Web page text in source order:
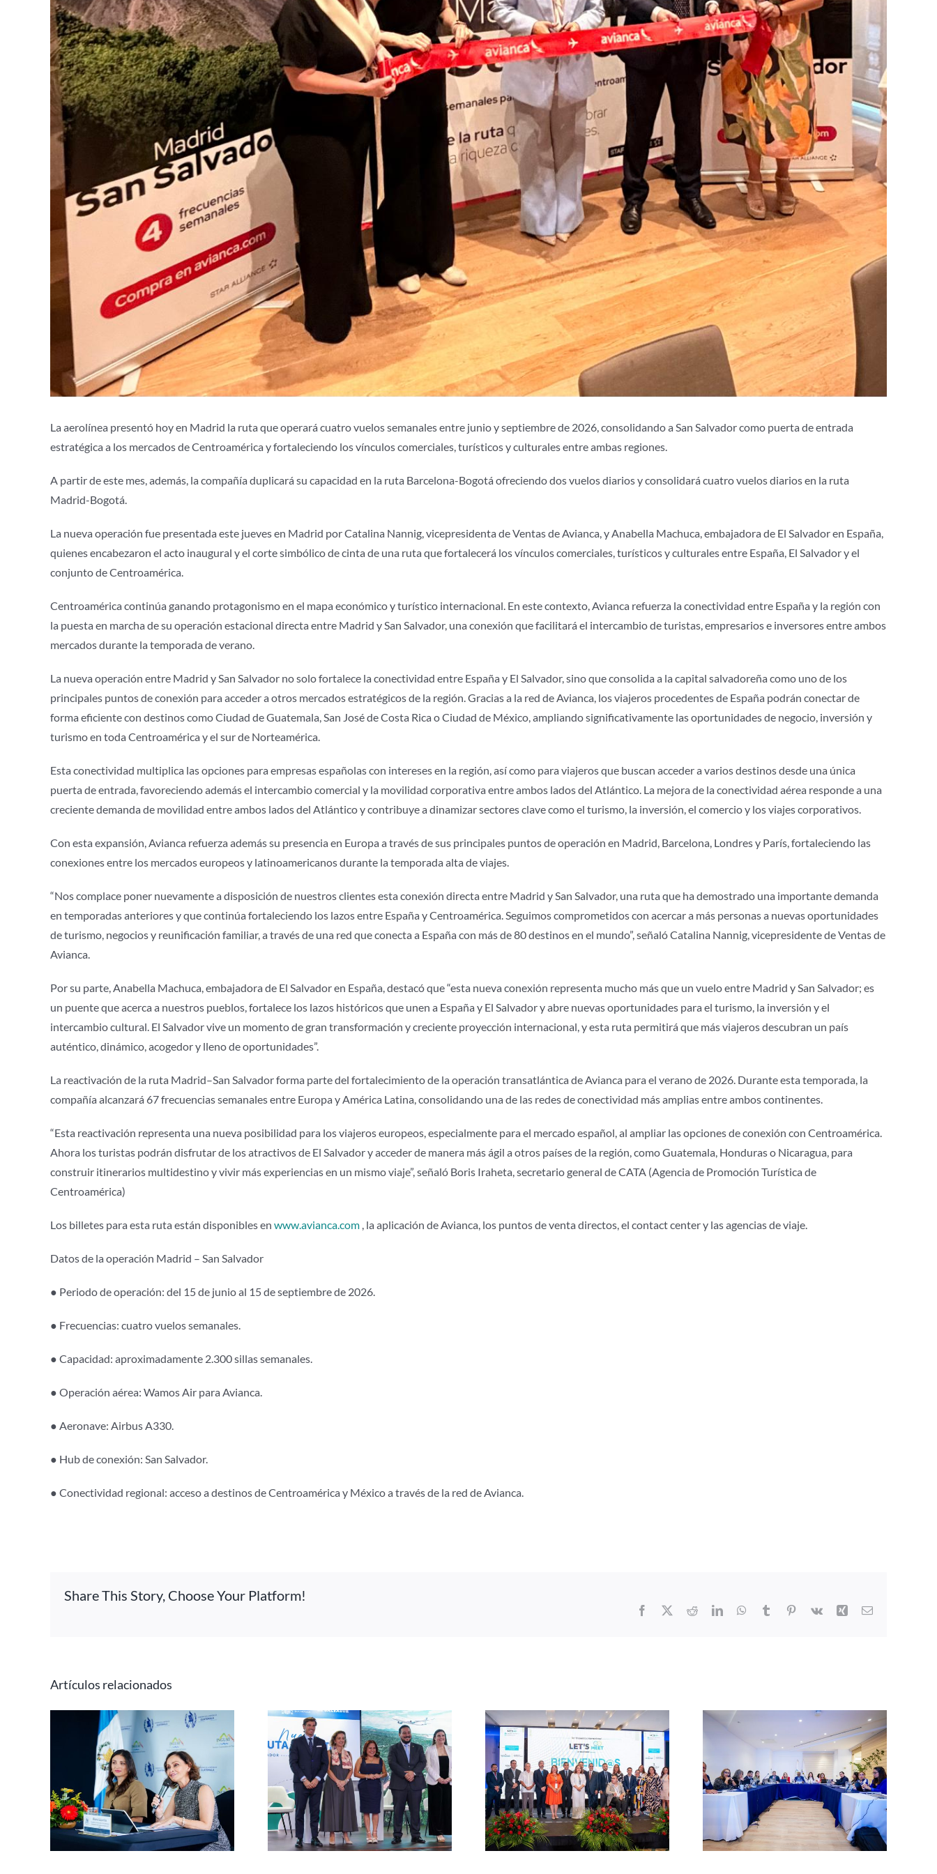
La aerolínea presentó hoy en Madrid la ruta que operará cuatro vuelos semanales entre junio y septiembre de 2026, consolidando a San Salvador como puerta de entrada
estratégica a los mercados de Centroamérica y fortaleciendo los vínculos comerciales, turísticos y culturales entre ambas regiones.
A partir de este mes, además, la compañía duplicará su capacidad en la ruta Barcelona-Bogotá ofreciendo dos vuelos diarios y consolidará cuatro vuelos diarios en la ruta
Madrid-Bogotá.
La nueva operación fue presentada este jueves en Madrid por Catalina Nannig, vicepresidenta de Ventas de Avianca, y Anabella Machuca, embajadora de El Salvador en España,
quienes encabezaron el acto inaugural y el corte simbólico de cinta de una ruta que fortalecerá los vínculos comerciales, turísticos y culturales entre España, El Salvador y el
conjunto de Centroamérica.
Centroamérica continúa ganando protagonismo en el mapa económico y turístico internacional. En este contexto, Avianca refuerza la conectividad entre España y la región con
la puesta en marcha de su operación estacional directa entre Madrid y San Salvador, una conexión que facilitará el intercambio de turistas, empresarios e inversores entre ambos
mercados durante la temporada de verano.
La nueva operación entre Madrid y San Salvador no solo fortalece la conectividad entre España y El Salvador, sino que consolida a la capital salvadoreña como uno de los
principales puntos de conexión para acceder a otros mercados estratégicos de la región. Gracias a la red de Avianca, los viajeros procedentes de España podrán conectar de
forma eficiente con destinos como Ciudad de Guatemala, San José de Costa Rica o Ciudad de México, ampliando significativamente las oportunidades de negocio, inversión y
turismo en toda Centroamérica y el sur de Norteamérica.
Esta conectividad multiplica las opciones para empresas españolas con intereses en la región, así como para viajeros que buscan acceder a varios destinos desde una única
puerta de entrada, favoreciendo además el intercambio comercial y la movilidad corporativa entre ambos lados del Atlántico. La mejora de la conectividad aérea responde a una
creciente demanda de movilidad entre ambos lados del Atlántico y contribuye a dinamizar sectores clave como el turismo, la inversión, el comercio y los viajes corporativos.
Con esta expansión, Avianca refuerza además su presencia en Europa a través de sus principales puntos de operación en Madrid, Barcelona, Londres y París, fortaleciendo las
conexiones entre los mercados europeos y latinoamericanos durante la temporada alta de viajes.
“Nos complace poner nuevamente a disposición de nuestros clientes esta conexión directa entre Madrid y San Salvador, una ruta que ha demostrado una importante demanda
en temporadas anteriores y que continúa fortaleciendo los lazos entre España y Centroamérica. Seguimos comprometidos con acercar a más personas a nuevas oportunidades
de turismo, negocios y reunificación familiar, a través de una red que conecta a España con más de 80 destinos en el mundo”, señaló Catalina Nannig, vicepresidente de Ventas de
Avianca.
Por su parte, Anabella Machuca, embajadora de El Salvador en España, destacó que “esta nueva conexión representa mucho más que un vuelo entre Madrid y San Salvador; es
un puente que acerca a nuestros pueblos, fortalece los lazos históricos que unen a España y El Salvador y abre nuevas oportunidades para el turismo, la inversión y el
intercambio cultural. El Salvador vive un momento de gran transformación y creciente proyección internacional, y esta ruta permitirá que más viajeros descubran un país
auténtico, dinámico, acogedor y lleno de oportunidades”.
La reactivación de la ruta Madrid–San Salvador forma parte del fortalecimiento de la operación transatlántica de Avianca para el verano de 2026. Durante esta temporada, la
compañía alcanzará 67 frecuencias semanales entre Europa y América Latina, consolidando una de las redes de conectividad más amplias entre ambos continentes.
“Esta reactivación representa una nueva posibilidad para los viajeros europeos, especialmente para el mercado español, al ampliar las opciones de conexión con Centroamérica.
Ahora los turistas podrán disfrutar de los atractivos de El Salvador y acceder de manera más ágil a otros países de la región, como Guatemala, Honduras o Nicaragua, para
construir itinerarios multidestino y vivir más experiencias en un mismo viaje”, señaló Boris Iraheta, secretario general de CATA (Agencia de Promoción Turística de
Centroamérica)
Los billetes para esta ruta están disponibles en www.avianca.com, la aplicación de Avianca, los puntos de venta directos, el contact center y las agencias de viaje.
Datos de la operación Madrid – San Salvador
● Periodo de operación: del 15 de junio al 15 de septiembre de 2026.
● Frecuencias: cuatro vuelos semanales.
● Capacidad: aproximadamente 2.300 sillas semanales.
● Operación aérea: Wamos Air para Avianca.
● Aeronave: Airbus A330.
● Hub de conexión: San Salvador.
● Conectividad regional: acceso a destinos de Centroamérica y México a través de la red de Avianca.
Share This Story, Choose Your Platform!
Facebook RedditLinkedInWhatsApp
Tumblr Pinterest
Vk Xing Correo
Artículos relacionados
Iberojet conectará El
Salvador con Madrid y
Barcelona, diversificando
el acceso a
Centroamérica
Panamá busca liderar la
agenda latinoamericana
de inclusión y
accesibilidad desde la
industria de reuniones
CATA avanza en la
planificación de la
promoción turística
regional bajo la
Presidencia Pro Témpore
de República Dominicana
Guatemala se prepara
para recibir el Congreso
de Bodas LAT 2026